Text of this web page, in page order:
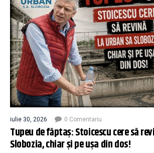
iulie 30, 2026 0 Comentariu
Tupeu de făptaș: Stoicescu cere să
Slobozia, chiar și pe ușa din dos!